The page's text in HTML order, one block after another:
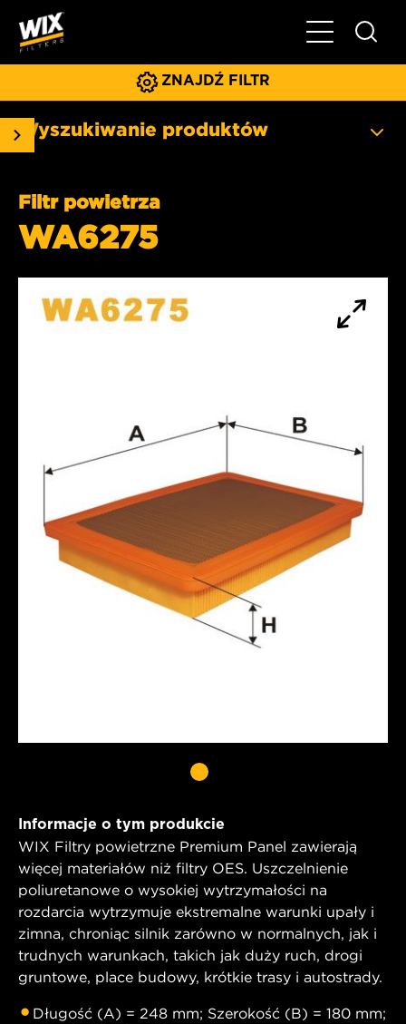
Pokaż/ukryj
ZNAJDŹ FILTR
Wyszukiwanie produktów
Filtr powietrza
WA6275
Informacje o tym produkcie
WIX Filtry powietrzne Premium Panel zawierają
więcej materiałów niż filtry OES. Uszczelnienie
poliuretanowe o wysokiej wytrzymałości na
rozdarcia wytrzymuje ekstremalne warunki upały i
zimna, chroniąc silnik zarówno w normalnych, jak i
trudnych warunkach, takich jak duży ruch, drogi
gruntowe, place budowy, krótkie trasy i autostrady.
Długość (A) = 248 mm; Szerokość (B) = 180 mm;